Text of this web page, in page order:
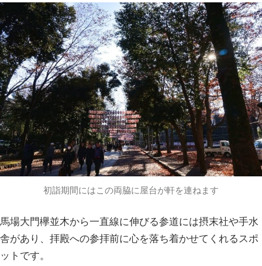
初詣期間にはこの両脇に屋台が軒を連ねます
馬場大門欅並木から一直線に伸びる参道には摂末社や手水
舎があり、拝殿への参拝前に心を落ち着かせてくれるスポ
ットです。